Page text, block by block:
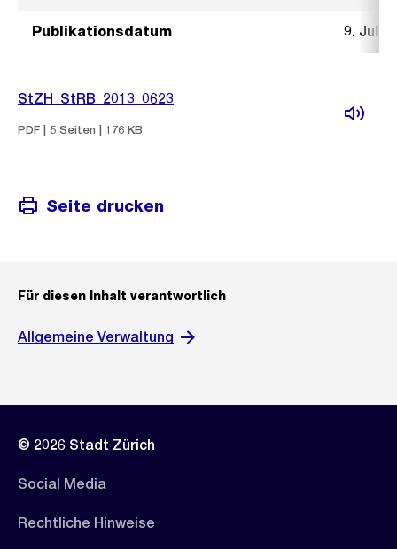
Publikationsdatum 9. Juli
StZH_StRB_2013_0623
PDF | 5 Seiten | 176 KB
Seite drucken
Für diesen Inhalt verantwortlich
Allgemeine Verwaltung
© 2026 Stadt Zürich
Social Media
Rechtliche Hinweise